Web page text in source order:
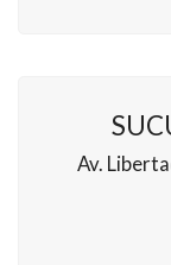
Av.